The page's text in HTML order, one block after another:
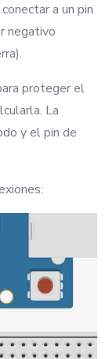
a un pin
negativo
proteger el
La
y el pin de